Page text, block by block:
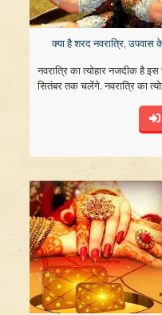
क्या है शरद नवरात्रि,
नवरात्रि का त्योहार नजदीक है
सितंबर तक चलेंगे. नवरात्रि का